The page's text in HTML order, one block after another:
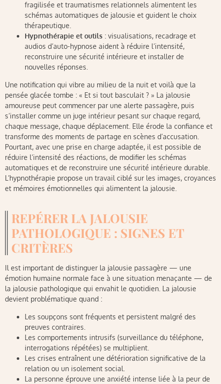
fragilisée et traumatismes relationnels alimentent les
schémas automatiques de jalousie et guident le choix
thérapeutique.
Hypnothérapie et outils : visualisations, recadrage et
audios d’auto-hypnose aident à réduire l’intensité,
reconstruire une sécurité intérieure et installer de
nouvelles réponses.
Une notification qui vibre au milieu de la nuit et voilà que la
pensée glacée tombe : « Et si tout basculait ? » La jalousie
amoureuse peut commencer par une alerte passagère, puis
s’installer comme un juge intérieur pesant sur chaque regard,
chaque message, chaque déplacement. Elle érode la confiance et
transforme des moments de partage en scènes d’accusation.
Pourtant, avec une prise en charge adaptée, il est possible de
réduire l’intensité des réactions, de modifier les schémas
automatiques et de reconstruire une sécurité intérieure durable.
L’hypnothérapie propose un travail ciblé sur les images, croyances
et mémoires émotionnelles qui alimentent la jalousie.
REPÉRER LA JALOUSIE
PATHOLOGIQUE : SIGNES ET
CRITÈRES
Il est important de distinguer la jalousie passagère — une
émotion humaine normale face à une situation menaçante — de
la jalousie pathologique qui envahit le quotidien. La jalousie
devient problématique quand :
Les soupçons sont fréquents et persistent malgré des
preuves contraires.
Les comportements intrusifs (surveillance du téléphone,
interrogations répétées) se multiplient.
Les crises entraînent une détérioration significative de la
relation ou un isolement social.
La personne éprouve une anxiété intense liée à la peur de